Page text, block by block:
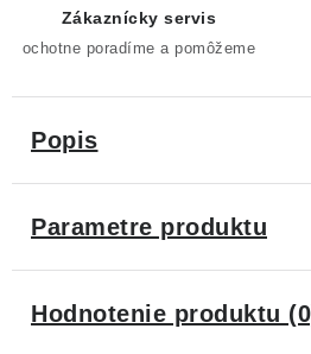
Zákaznícky servis
ochotne poradíme a pomôžeme
Popis
Parametre produktu
Hodnotenie produktu